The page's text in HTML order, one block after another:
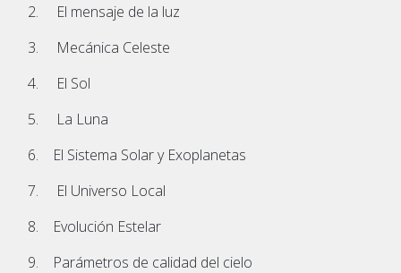
2. El mensaje de la luz
3. Mecánica Celeste
4. El Sol
5. La Luna
6. El Sistema Solar y Exoplanetas
7. El Universo Local
8. Evolución Estelar
9. Parámetros de calidad del cielo